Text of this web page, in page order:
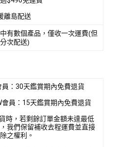
離島配送
有數個產品，僅收一次運費(但
次配送)
員：30天鑑賞期內免費退貨
會員：15天鑑賞期內免費退貨
時，若剩餘訂單金額未達最低
我們保留補收去程運費並直接
之權利。